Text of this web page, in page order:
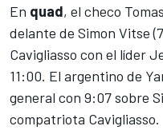
En quad, el checo
delante de Simon Vitse
Cavigliasso con el líder
11:00. El argentino de
general con 9:07 sobre
compatriota Cavigliasso.